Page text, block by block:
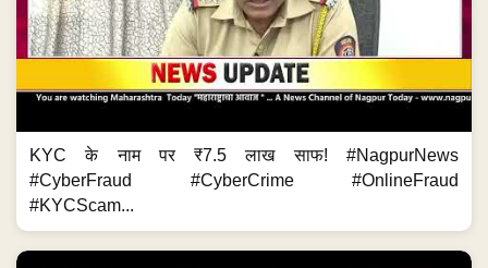
KYC के नाम पर ₹7.5 लाख साफ! #NagpurNews
#CyberFraud #CyberCrime #OnlineFraud
#KYCScam...